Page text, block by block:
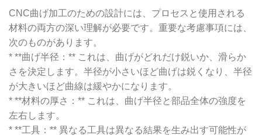
CNC曲げ加工のための設計には、プロセスと使用される
材料の両方の深い理解が必要です。重要な考慮事項には、
次のものがあります。
* **曲げ半径：** これは、曲げがどれだけ鋭いか、滑らか
さを決定します。半径が小さいほど曲げは鋭くなり、半径
が大きいほど曲線は緩やかになります。
* **材料の厚さ：** これは、曲げ半径と部品全体の強度を
左右します。
* **工具：** 異なる工具は異なる結果を生み出す可能性が